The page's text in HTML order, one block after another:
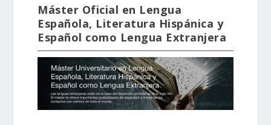
Máster Oficial en Lengua
Española, Literatura Hispánica y
Español como Lengua Extranjera